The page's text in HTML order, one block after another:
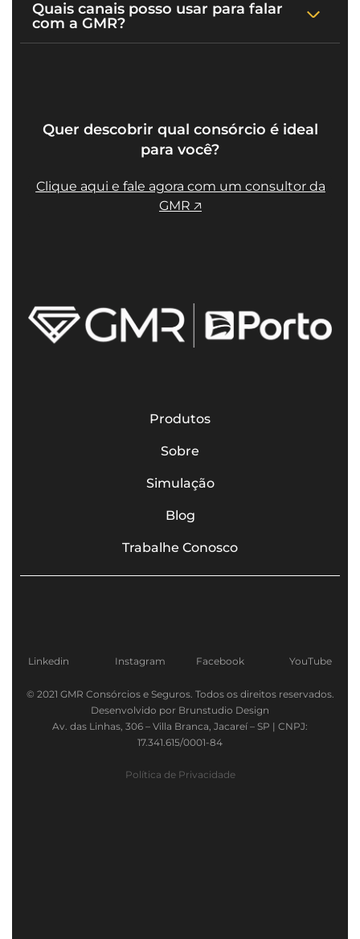
Quais canais posso usar para falar
com a GMR?
Quer descobrir qual consórcio é ideal
para você?
Clique aqui e fale agora com um consultor da
GMR 🡥
Produtos
Sobre
Simulação
Blog
Trabalhe Conosco
Linkedin Instagram Facebook YouTube
© 2021 GMR Consórcios e Seguros. Todos os direitos reservados.
Desenvolvido por Brunstudio Design
Av. das Linhas, 306 – Villa Branca, Jacareí – SP | CNPJ:
17.341.615/0001-84
Política de Privacidade